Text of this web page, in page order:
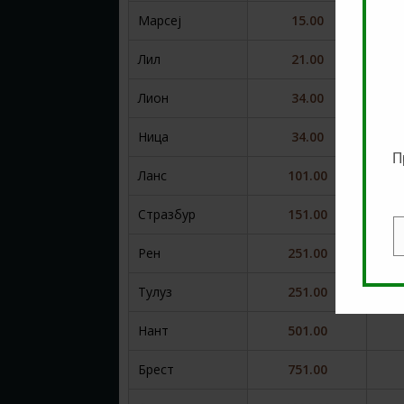
Марсеј 15.00
Лил 21.00
Лион 34.00
Ница 34.00
Ланс 101.00
Стразбур 151.00
Рен 251.00
Тулуз 251.00
Нант 501.00
Брест 751.00